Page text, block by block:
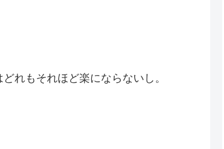
れもそれほど楽にならないし。